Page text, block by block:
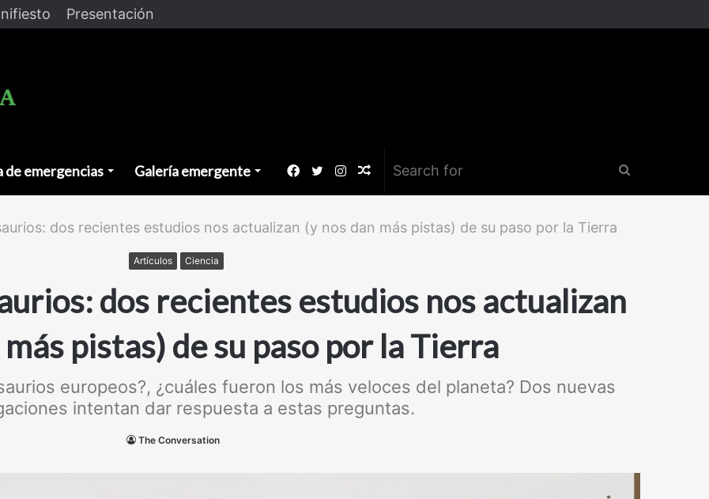
Presentación
de emergencias Galería emergente Random
Instagram
Twitter
Facebook
dos recientes estudios nos actualizan (y nos dan más pistas) de su paso por la Tierra
Artículos Ciencia
dos recientes estudios nos actualizan
pistas) de su paso por la Tierra
europeos?, ¿cuáles fueron los más veloces del planeta? Dos nuevas
intentan dar respuesta a estas preguntas.
The Conversation